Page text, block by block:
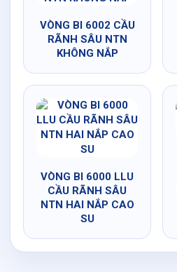
VÒNG BI 6002 CẦU
RÃNH SÂU NTN
KHÔNG NẮP
VÒNG BI 6000 LLU
CẦU RÃNH SÂU
NTN HAI NẮP CAO
SU